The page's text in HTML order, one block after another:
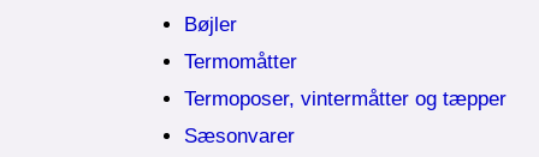
Bøjler
Termomåtter
Termoposer, vintermåtter og tæpper
Sæsonvarer